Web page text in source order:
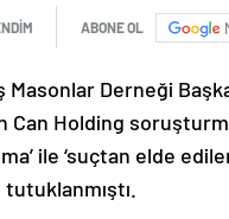
ABONE OL
Derneği
Holding
ile ‘suçtan elde